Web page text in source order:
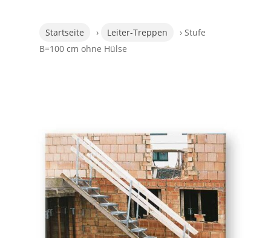
Startseite › Leiter-Treppen
› Stufe
B=100 cm ohne Hülse